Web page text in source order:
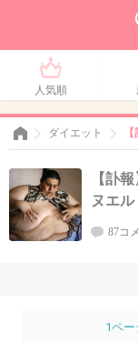
人気順
ダイエット
【訃
ヌエ
87コ
1ペ